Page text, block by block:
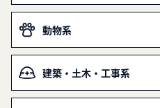
動物系
建築・土木・工事系